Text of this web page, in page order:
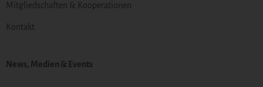
Mitgliedschaften & Kooperationen
Kontakt
News, Medien & Events